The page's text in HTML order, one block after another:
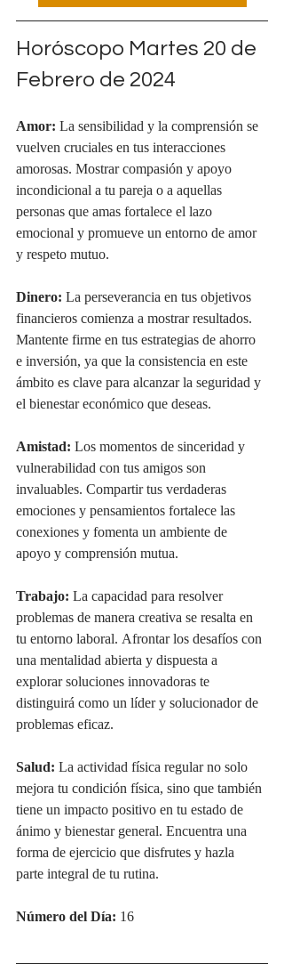
Horóscopo Martes 20 de
Febrero de 2024
Amor: La sensibilidad y la comprensión se
vuelven cruciales en tus interacciones
amorosas. Mostrar compasión y apoyo
incondicional a tu pareja o a aquellas
personas que amas fortalece el lazo
emocional y promueve un entorno de amor
y respeto mutuo.
Dinero: La perseverancia en tus objetivos
financieros comienza a mostrar resultados.
Mantente firme en tus estrategias de ahorro
e inversión, ya que la consistencia en este
ámbito es clave para alcanzar la seguridad y
el bienestar económico que deseas.
Amistad: Los momentos de sinceridad y
vulnerabilidad con tus amigos son
invaluables. Compartir tus verdaderas
emociones y pensamientos fortalece las
conexiones y fomenta un ambiente de
apoyo y comprensión mutua.
Trabajo: La capacidad para resolver
problemas de manera creativa se resalta en
tu entorno laboral. Afrontar los desafíos con
una mentalidad abierta y dispuesta a
explorar soluciones innovadoras te
distinguirá como un líder y solucionador de
problemas eficaz.
Salud: La actividad física regular no solo
mejora tu condición física, sino que también
tiene un impacto positivo en tu estado de
ánimo y bienestar general. Encuentra una
forma de ejercicio que disfrutes y hazla
parte integral de tu rutina.
Número del Día: 16